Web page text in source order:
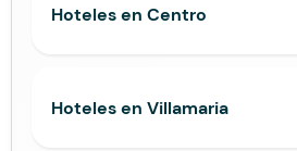
Hoteles en Centro
Hoteles en Villamaria